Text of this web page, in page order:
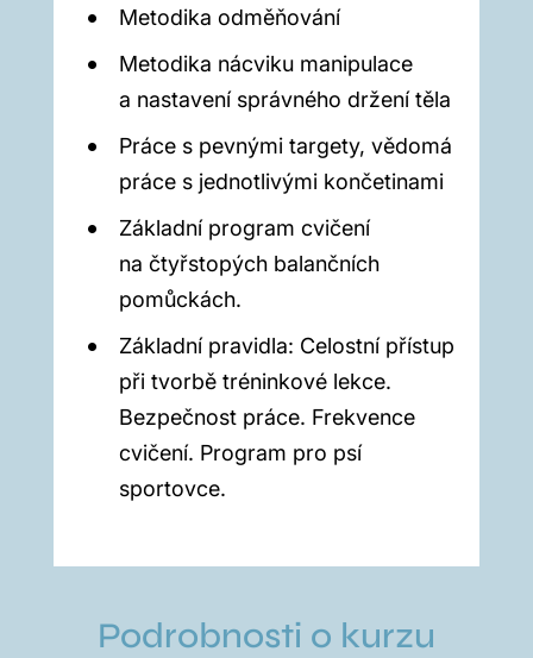
Metodika odměňování
Metodika nácviku manipulace
a nastavení správného držení těla
Práce s pevnými targety, vědomá
práce s jednotlivými končetinami
Základní program cvičení
na čtyřstopých balančních
pomůckách.
Základní pravidla: Celostní přístup
při tvorbě tréninkové lekce.
Bezpečnost práce. Frekvence
cvičení. Program pro psí
sportovce.
Podrobnosti o kurzu